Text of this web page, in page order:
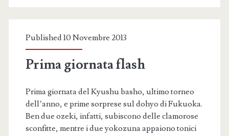
Published 10 Novembre 2013
Prima giornata flash
Prima giornata del Kyushu basho, ultimo torneo
dell’anno, e prime sorprese sul dohyo di Fukuoka.
Ben due ozeki, infatti, subiscono delle clamorose
sconfitte, mentre i due yokozuna appaiono tonici